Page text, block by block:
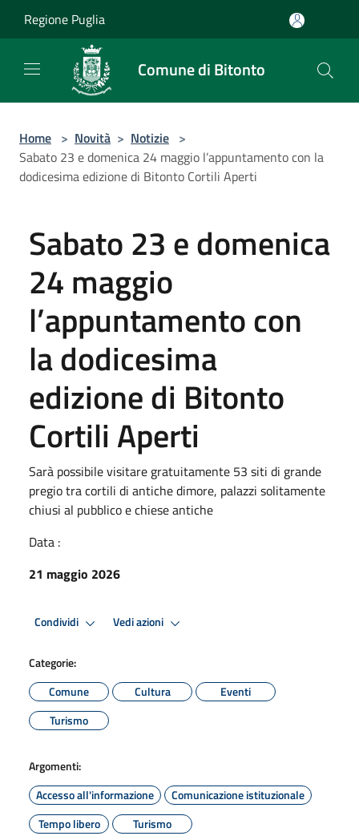
Regione Puglia
Comune di Bitonto
Home > Novità > Notizie >
Sabato 23 e domenica 24 maggio l’appuntamento con la
dodicesima edizione di Bitonto Cortili Aperti
Sabato 23 e domenica
24 maggio
l’appuntamento con
la dodicesima
edizione di Bitonto
Cortili Aperti
Sarà possibile visitare gratuitamente 53 siti di grande
pregio tra cortili di antiche dimore, palazzi solitamente
chiusi al pubblico e chiese antiche
Data :
21 maggio 2026
Condividi Vedi azioni
Categorie:
Comune
Cultura
Eventi
Turismo
Argomenti:
Accesso all'informazione
Comunicazione istituzionale
Tempo libero
Turismo